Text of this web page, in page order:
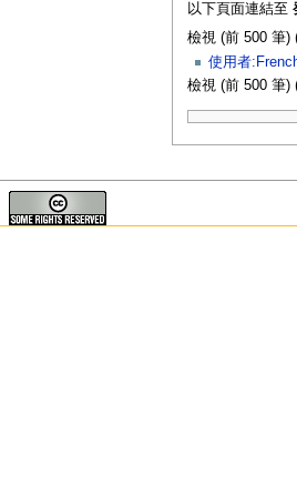
以下頁面連結至
檢視 (前 500 筆)
使用者
檢視 (前 500 筆)